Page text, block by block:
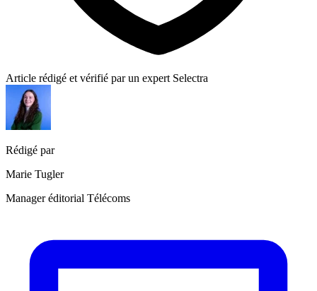
Article rédigé et vérifié par un expert Selectra
Rédigé par
Marie Tugler
Manager éditorial Télécoms